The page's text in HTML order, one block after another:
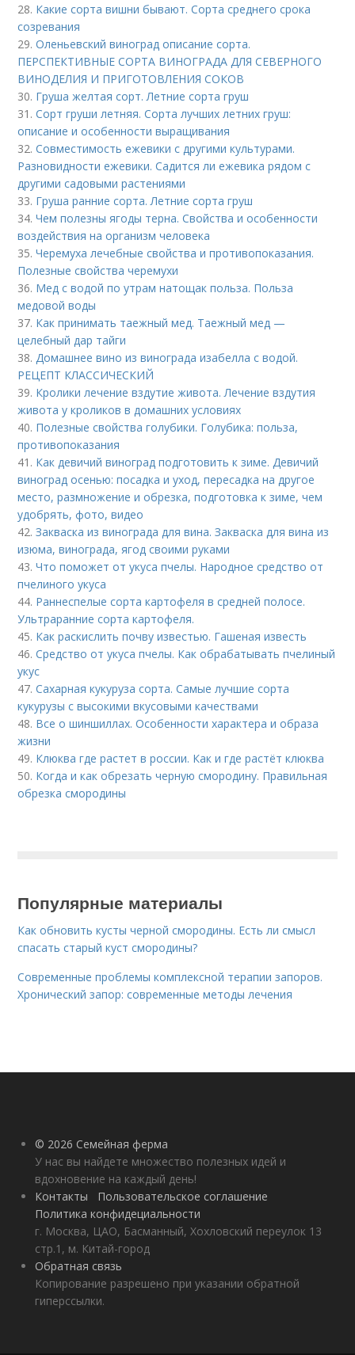
28. Какие сорта вишни бывают. Сорта среднего срока
созревания
29.Оленьевский виноград описание сорта.
ПЕРСПЕКТИВНЫЕ СОРТА ВИНОГРАДА ДЛЯ CЕВЕРНОГО
ВИНОДЕЛИЯ И ПРИГОТОВЛЕНИЯ СОКОВ
30. Груша желтая сорт. Летние сорта груш
31.Сорт груши летняя. Сорта лучших летних груш:
описание и особенности выращивания
32.Совместимость ежевики с другими культурами.
Разновидности ежевики. Садится ли ежевика рядом с
другими садовыми растениями
33. Груша ранние сорта. Летние сорта груш
34.Чем полезны ягоды терна. Свойства и особенности
воздействия на организм человека
35.Черемуха лечебные свойства и противопоказания.
Полезные свойства черемухи
36. Мед с водой по утрам натощак польза. Польза
медовой воды
37. Как принимать таежный мед. Таежный мед —
целебный дар тайги
38.Домашнее вино из винограда изабелла с водой.
РЕЦЕПТ КЛАССИЧЕСКИЙ
39. Кролики лечение вздутие живота. Лечение вздутия
живота у кроликов в домашних условиях
40. Полезные свойства голубики. Голубика: польза,
противопоказания
41. Как девичий виноград подготовить к зиме. Девичий
виноград осенью: посадка и уход, пересадка на другое
место, размножение и обрезка, подготовка к зиме, чем
удобрять, фото, видео
42.Закваска из винограда для вина. Закваска для вина из
изюма, винограда, ягод своими руками
43.Что поможет от укуса пчелы. Народное средство от
пчелиного укуса
44. Раннеспелые сорта картофеля в средней полосе.
Ультраранние сорта картофеля.
45. Как раскислить почву известью. Гашеная известь
46.Средство от укуса пчелы. Как обрабатывать пчелиный
укус
47.Сахарная кукуруза сорта. Самые лучшие сорта
кукурузы с высокими вкусовыми качествами
48. Все о шиншиллах. Особенности характера и образа
жизни
49. Клюква где растет в россии. Как и где растёт клюква
50. Когда и как обрезать черную смородину. Правильная
обрезка смородины
Популярные материалы
Как обновить кусты черной смородины. Есть ли смысл
спасать старый куст смородины?
Современные проблемы комплексной терапии запоров.
Хронический запор: современные методы лечения
© 2026 Семейная ферма
У нас вы найдете множество полезных идей и
вдохновение на каждый день!
Контакты
Пользовательское соглашение
Политика конфидециальности
г. Москва, ЦАО, Басманный, Хохловский переулок 13
стр.1, м. Китай-город
Обратная связь
Копирование разрешено при указании обратной
гиперссылки.